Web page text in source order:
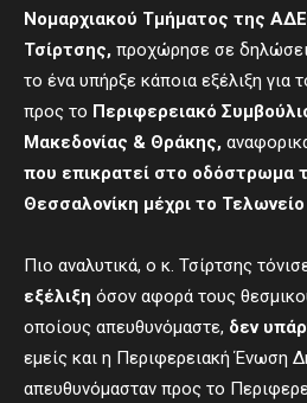
Νομαρχιακού Τμήματος της
Τσίρτσης, προχώρησε σε
το ένα υπήρξε κάποια εξέλιξη για
προς το Περιφερειακό
Μακεδονίας & Θράκης,
που επικρατεί στο οδόστρωμα
Θεσσαλονίκη μέχρι το
Πιο αναλυτικά, ο κ. Τσίρτσης
εξέλιξη όσον αφορά τους
οποίους απευθυνόμαστε, δεν
εμείς και η Περιφερειακή Ένωση
απευθυνόμασταν προς το